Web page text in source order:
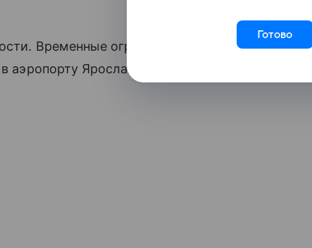
Временные ограничения на прием и выпуск
аэропорту Ярославля, сообщает
Готово